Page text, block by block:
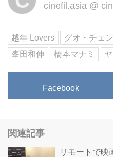
cinefil.asia @
越年 Lovers グオ・チェ
峯田和伸
橋本マナミ
Facebook
関連記事
リモートで映